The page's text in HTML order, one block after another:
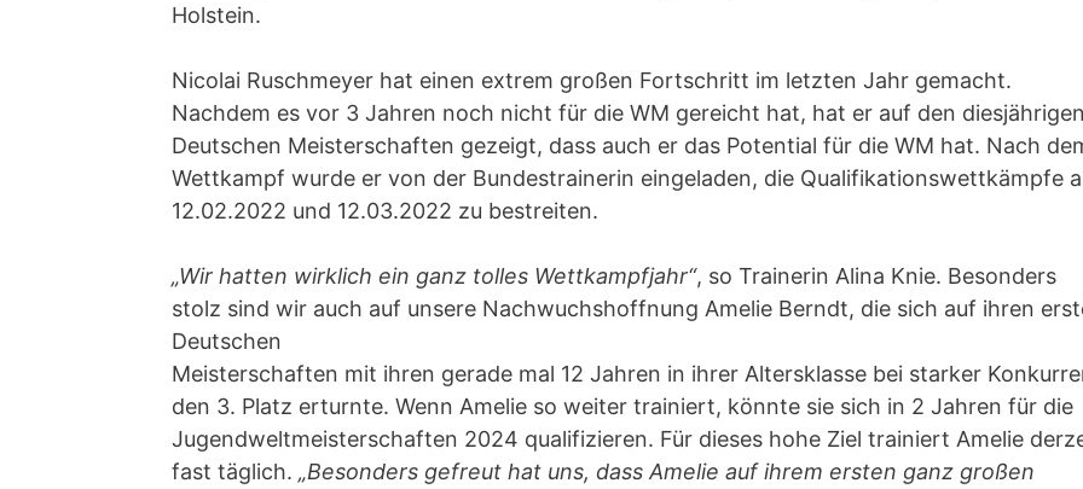
Holstein.
Nicolai Ruschmeyer hat einen extrem großen Fortschritt im letzten Jahr gemacht.
Nachdem es vor 3 Jahren noch nicht für die WM gereicht hat, hat er auf den
Deutschen Meisterschaften gezeigt, dass auch er das Potential für die WM hat. Nach
Wettkampf wurde er von der Bundestrainerin eingeladen, die Qualifikationswettkämpfe
12.02.2022 und 12.03.2022 zu bestreiten.
„Wir hatten wirklich ein ganz tolles Wettkampfjahr“, so Trainerin Alina Knie. Besonders
stolz sind wir auch auf unsere Nachwuchshoffnung Amelie Berndt, die sich auf ihren
Deutschen
Meisterschaften mit ihren gerade mal 12 Jahren in ihrer Altersklasse bei starker
den 3. Platz erturnte. Wenn Amelie so weiter trainiert, könnte sie sich in 2 Jahren für die
Jugendweltmeisterschaften 2024 qualifizieren. Für dieses hohe Ziel trainiert Amelie
fast täglich. „Besonders gefreut hat uns, dass Amelie auf ihrem ersten ganz großen